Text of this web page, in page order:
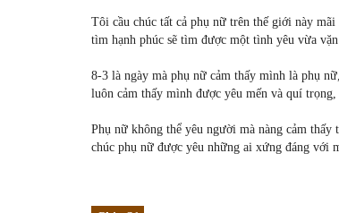
Tôi cầu chúc tất cả phụ nữ trên thế giới này
tìm hạnh phúc sẽ tìm được một tình yêu vừa
8-3 là ngày mà phụ nữ cảm thấy mình là phụ
luôn cảm thấy mình được yêu mến và quí
Phụ nữ không thể yêu người mà nàng cảm
chúc phụ nữ được yêu những ai xứng đáng với